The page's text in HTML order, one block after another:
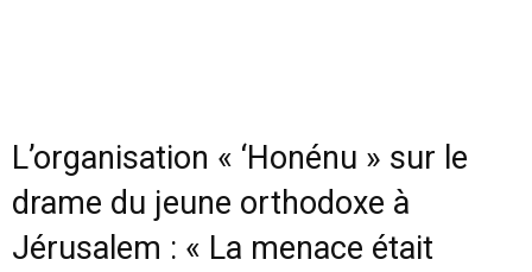
L’organisation « ‘Honénu » sur le
drame du jeune orthodoxe à
Jérusalem : « La menace était